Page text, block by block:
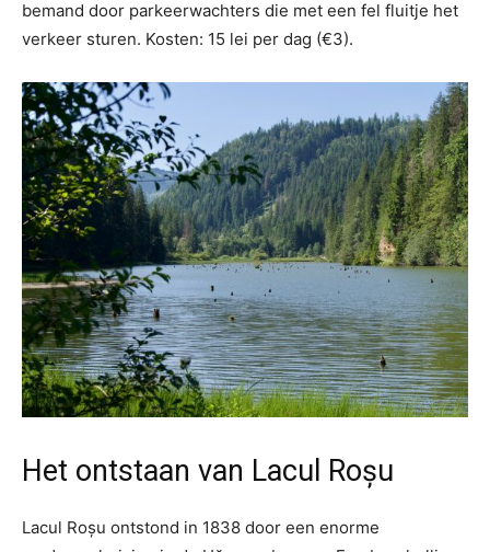
bemand door parkeerwachters die met een fel fluitje het
verkeer sturen. Kosten: 15 lei per dag (€3).
Het ontstaan van Lacul Roșu
Lacul Roșu ontstond in 1838 door een enorme